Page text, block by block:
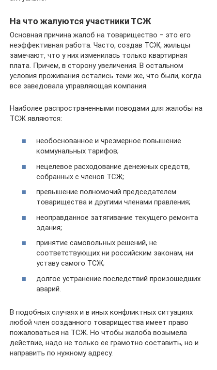
На что жалуются участники ТСЖ
Основная причина жалоб на товарищество – это его
неэффективная работа. Часто, создав ТСЖ, жильцы
замечают, что у них изменилась только квартирная
плата. Причем, в сторону увеличения. В остальном
условия проживания остались теми же, что были, когда
все заведовала управляющая компания.
Наиболее распространенными поводами для жалобы на
ТСЖ являются:
необоснованное и чрезмерное повышение
коммунальных тарифов;
нецелевое расходование денежных средств,
собранных с членов ТСЖ;
превышение полномочий председателем
товарищества и другими членами правления;
неоправданное затягивание текущего ремонта
здания;
принятие самовольных решений, не
соответствующих ни российским законам, ни
уставу самого ТСЖ;
долгое устранение последствий произошедших
аварий.
В подобных случаях и в иных конфликтных ситуациях
любой член созданного товарищества имеет право
пожаловаться на ТСЖ. Но чтобы жалоба возымела
действие, надо не только ее грамотно составить, но и
направить по нужному адресу.